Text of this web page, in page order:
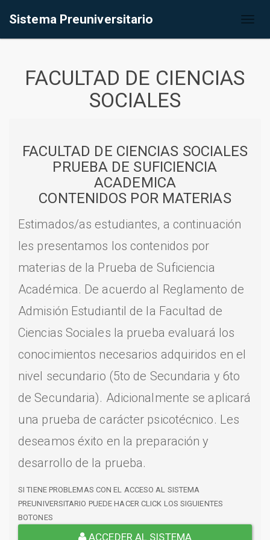
Sistema Preuniversitario
FACULTAD DE CIENCIAS
SOCIALES
FACULTAD DE CIENCIAS SOCIALES
PRUEBA DE SUFICIENCIA
ACADEMICA
CONTENIDOS POR MATERIAS
Estimados/as estudiantes, a continuación
les presentamos los contenidos por
materias de la Prueba de Suficiencia
Académica. De acuerdo al Reglamento de
Admisión Estudiantil de la Facultad de
Ciencias Sociales la prueba evaluará los
conocimientos necesarios adquiridos en el
nivel secundario (5to de Secundaria y 6to
de Secundaria). Adicionalmente se aplicará
una prueba de carácter psicotécnico. Les
deseamos éxito en la preparación y
desarrollo de la prueba.
SI TIENE PROBLEMAS CON EL ACCESO AL SISTEMA
PREUNIVERSITARIO PUEDE HACER CLICK LOS SIGUIENTES
BOTONES
ACCEDER AL SISTEMA